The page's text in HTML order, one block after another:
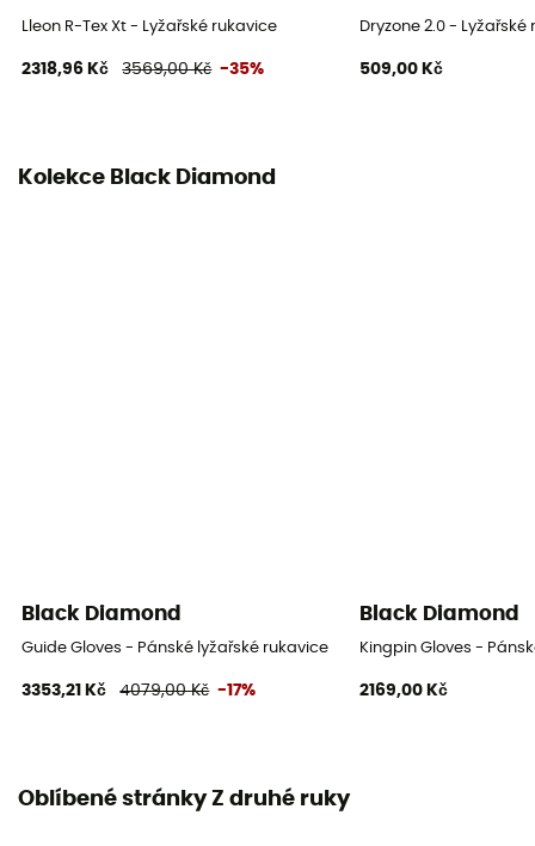
Ne
Lleon R-Tex Xt - Lyžařské rukavice
2318,96 Kč 3569,00 Kč -35%
Dryzone 2.0 - Lyžařské
509,00 Kč
Kolekce Black Diamond
Black Diamond
Guide Gloves - Pánské lyžařské rukavice
3353,21 Kč 4079,00 Kč -17%
Black Diamond
Kingpin Gloves -
2169,00 Kč
Oblíbené stránky Z druhé ruky